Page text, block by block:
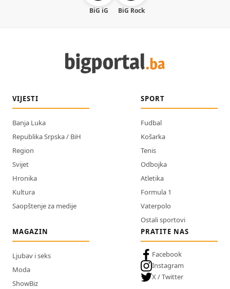
BiG iG BiG Rock
VIJESTI
Banja Luka
Republika Srpska / BiH
Region
Svijet
Hronika
Kultura
Saopštenje za medije
SPORT
Fudbal
Košarka
Tenis
Odbojka
Atletika
Formula 1
Vaterpolo
Ostali sportovi
MAGAZIN
Ljubav i seks
Moda
ShowBiz
PRATITE NAS
Facebook
Instagram
X / Twitter